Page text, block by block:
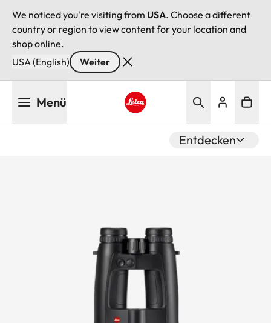
We noticed you're visiting from USA. Choose a different
country or region to view content for your location and
shop online.
USA (English)
Weiter
Menü
Entdecken